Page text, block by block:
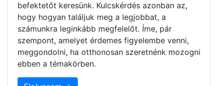
befektetőt keresünk. Kulcskérdés azonban az,
hogy hogyan találjuk meg a legjobbat, a
számunkra leginkább megfelelőt. Íme, pár
szempont, amelyet érdemes figyelembe venni,
meggondolni, ha otthonosan szeretnénk mozogni
ebben a témakörben.